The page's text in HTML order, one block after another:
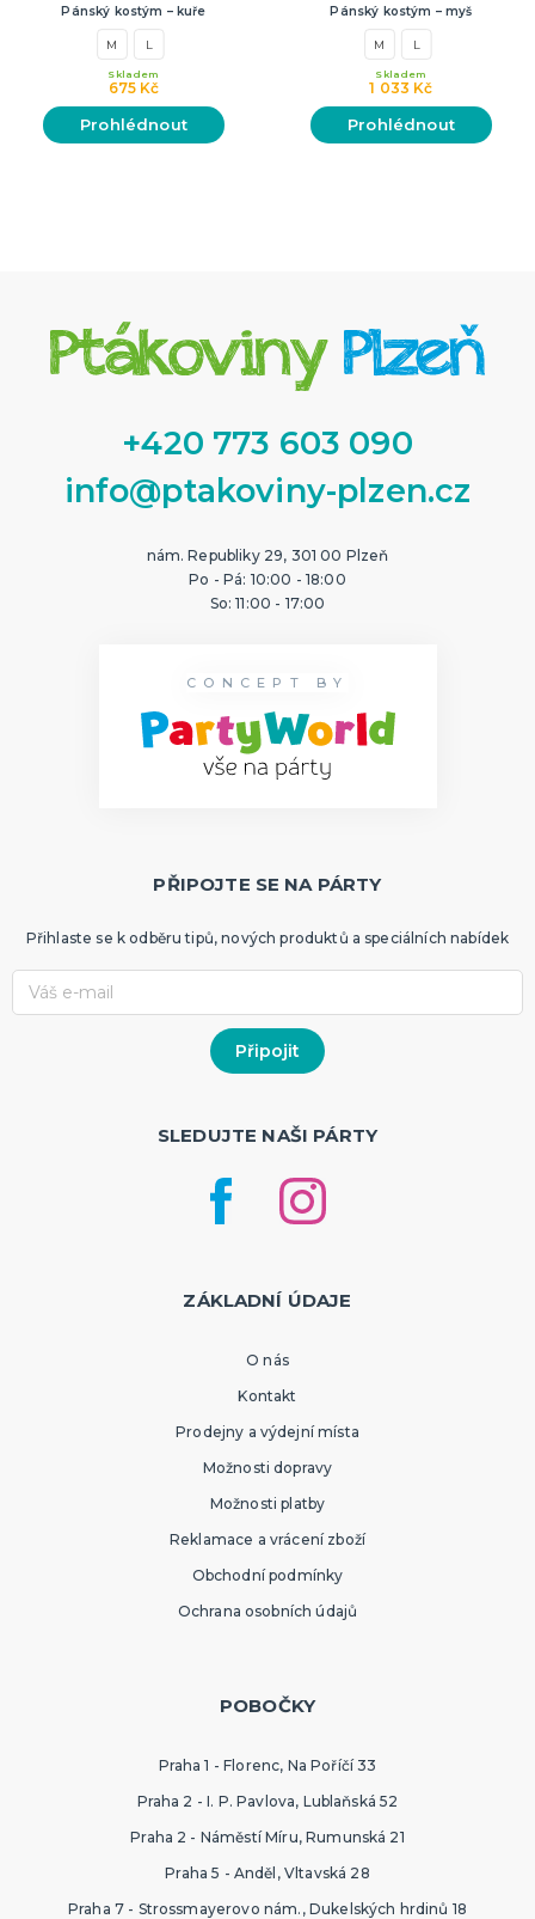
Pánský kostým – kuře
M L
675 Kč
Skladem
Prohlédnout
Pánský kostým – myš
M L
1 033 Kč
Skladem
Prohlédnout
+420 773 603 090
info@ptakoviny-plzen.cz
nám. Republiky 29, 301 00 Plzeň
Po - Pá: 10:00 - 18:00
So: 11:00 - 17:00
CONCEPT BY
PŘIPOJTE SE NA PÁRTY
Přihlaste se k odběru tipů, nových produktů a speciálních nabídek
SLEDUJTE NAŠI PÁRTY
ZÁKLADNÍ ÚDAJE
O nás
Kontakt
Prodejny a výdejní místa
Možnosti dopravy
Možnosti platby
Reklamace a vrácení zboží
Obchodní podmínky
Ochrana osobních údajů
POBOČKY
Praha 1 - Florenc, Na Poříčí 33
Praha 2 - I. P. Pavlova, Lublaňská 52
Praha 2 - Náměstí Míru, Rumunská 21
Praha 5 - Anděl, Vltavská 28
Praha 7 - Strossmayerovo nám., Dukelských hrdinů 18